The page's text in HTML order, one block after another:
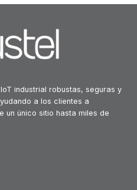
industrial robustas, seguras y
a los clientes a
un único sitio hasta miles de